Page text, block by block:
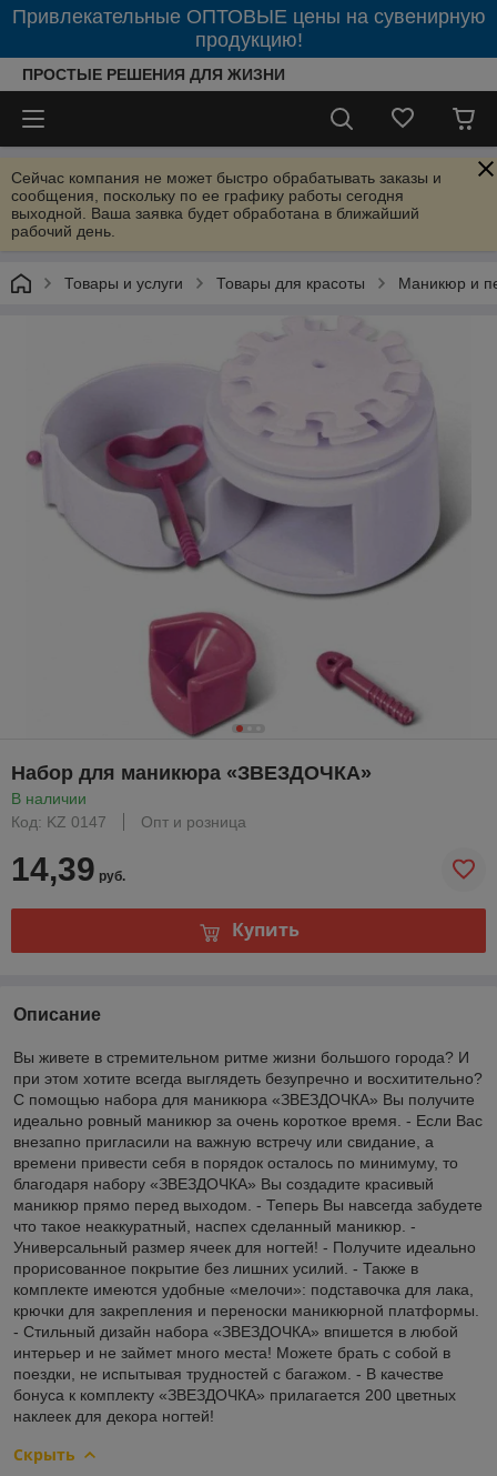
Привлекательные ОПТОВЫЕ цены на сувенирную
продукцию!
ПРОСТЫЕ РЕШЕНИЯ ДЛЯ ЖИЗНИ
Сейчас компания не может быстро обрабатывать заказы и
сообщения, поскольку по ее графику работы сегодня
выходной. Ваша заявка будет обработана в ближайший
рабочий день.
Товары и услуги Товары для красоты Маникюр и
Набор для маникюра «ЗВЕЗДОЧКА»
В наличии
Код: KZ 0147
Опт и розница
14,39 руб.
Купить
Описание
Вы живете в стремительном ритме жизни большого города? И
при этом хотите всегда выглядеть безупречно и восхитительно?
С помощью набора для маникюра «ЗВЕЗДОЧКА» Вы получите
идеально ровный маникюр за очень короткое время. - Если Вас
внезапно пригласили на важную встречу или свидание, а
времени привести себя в порядок осталось по минимуму, то
благодаря набору «ЗВЕЗДОЧКА» Вы создадите красивый
маникюр прямо перед выходом. - Теперь Вы навсегда забудете
что такое неаккуратный, наспех сделанный маникюр. -
Универсальный размер ячеек для ногтей! - Получите идеально
прорисованное покрытие без лишних усилий. - Также в
комплекте имеются удобные «мелочи»: подставочка для лака,
крючки для закрепления и переноски маникюрной платформы.
- Стильный дизайн набора «ЗВЕЗДОЧКА» впишется в любой
интерьер и не займет много места! Можете брать с собой в
поездки, не испытывая трудностей с багажом. - В качестве
бонуса к комплекту «ЗВЕЗДОЧКА» прилагается 200 цветных
наклеек для декора ногтей!
Скрыть